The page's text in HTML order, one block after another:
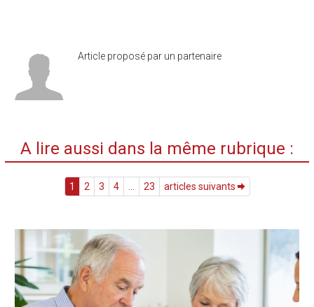
Article proposé par un partenaire
A lire aussi dans la même rubrique :
1 2 3 4 23 articles suivants